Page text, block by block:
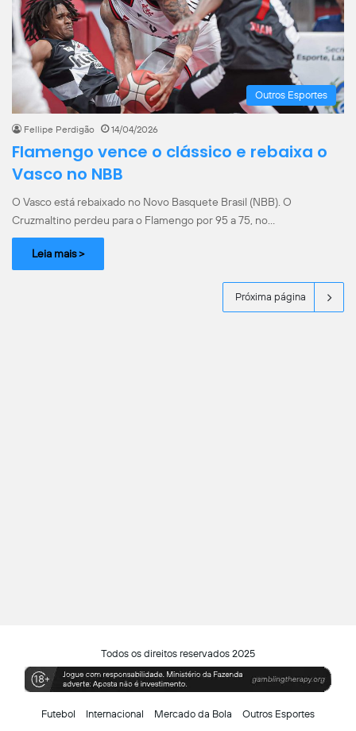
Outros Esportes
Fellipe Perdigão 14/04/2026
Flamengo vence o clássico e rebaixa o
Vasco no NBB
O Vasco está rebaixado no Novo Basquete Brasil (NBB). O
Cruzmaltino perdeu para o Flamengo por 95 a 75, no…
Leia mais >
Próxima página
Todos os direitos reservados 2025
Futebol Internacional Mercado da Bola Outros Esportes